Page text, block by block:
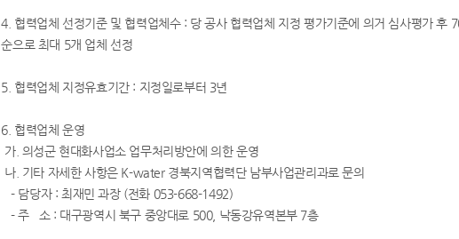
4. 협력업체 선정기준 및 협력업체수 : 당 공사 협력업체 지정 평가기준에 의거 심사평가 후
순으로 최대 5개 업체 선정
5. 협력업체 지정유효기간 : 지정일로부터 3년
6. 협력업체 운영
가. 의성군 현대화사업소 업무처리방안에 의한 운영
나. 기타 자세한 사항은 K-water 경북지역협력단 남부사업관리과로 문의
- 담당자 : 최재민 과장 (전화 053-668-1492)
- 주 소 : 대구광역시 북구 중앙대로 500, 낙동강유역본부 7층